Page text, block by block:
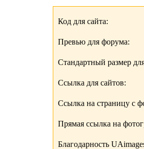
Код для сайта:
Превью для форума:
Стандартный размер
Ссылка для сайтов:
Ссылка на страницу с
Прямая ссылка на
Благодарность